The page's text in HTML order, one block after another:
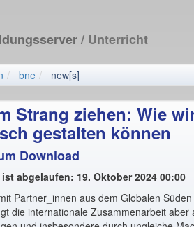
/ Unterricht
bne new[s]
Strang ziehen: Wie
gestalten können
Download
abgelaufen: 19. Oktober 2024 00:00
Partner_innen aus dem Globalen
die internationale Zusammenarbeit